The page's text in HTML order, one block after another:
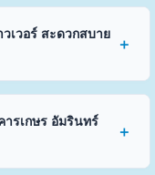
เวอร์ สะดวกสบาย
รเกษร อัมรินทร์